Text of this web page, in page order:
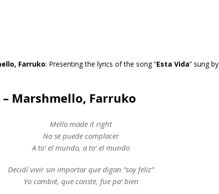
Farruko: Presenting the lyrics of the song “Esta Vida” sung by
– Marshmello, Farruko
Mello made it right
No se puede complacer
A to’ el mundo, a to’ el mundo
Decidí vivir sin importar que digan “soy feliz”
Yo cambié, que conste, fue pa’ bien